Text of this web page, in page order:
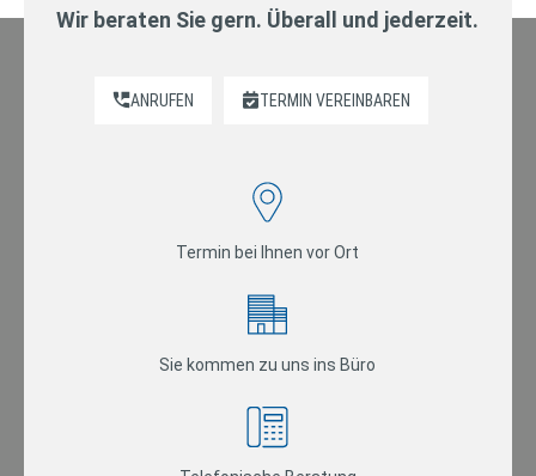
Wir beraten Sie gern. Überall und jederzeit.
ANRUFEN TERMIN VEREINBAREN
Termin bei Ihnen vor Ort
Sie kommen zu uns ins Büro